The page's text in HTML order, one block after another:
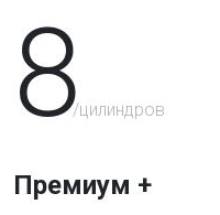
8/цилиндров
Премиум +